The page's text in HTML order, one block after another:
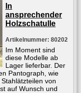
In
ansprechender
Holzschatulle
Artikelnummer: 80202
Im Moment sind
diese Modelle ab
Lager lieferbar. Der
Pantograph, wie
von
auf Wunsch und